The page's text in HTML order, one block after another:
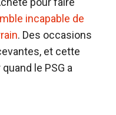
incapable de
. Des occasions
et cette
le PSG a